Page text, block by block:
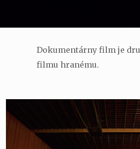
Dokumentárny film je
filmu hranému.